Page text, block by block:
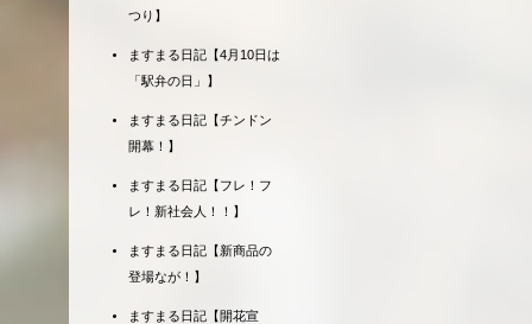
つり】
ますまる日記【4月10日は
「駅弁の日」】
ますまる日記【チンドン
開幕！】
ますまる日記【フレ！フ
レ！新社会人！！】
ますまる日記【新商品の
登場なが！】
ますまる日記【開花宣